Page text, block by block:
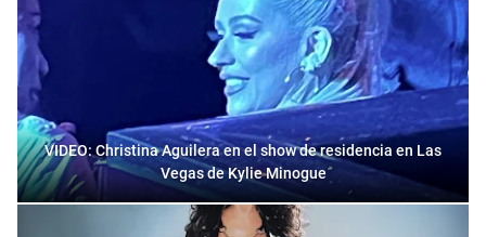
VIDEO: Christina Aguilera en el show de residencia en Las
Vegas de Kylie Minogue